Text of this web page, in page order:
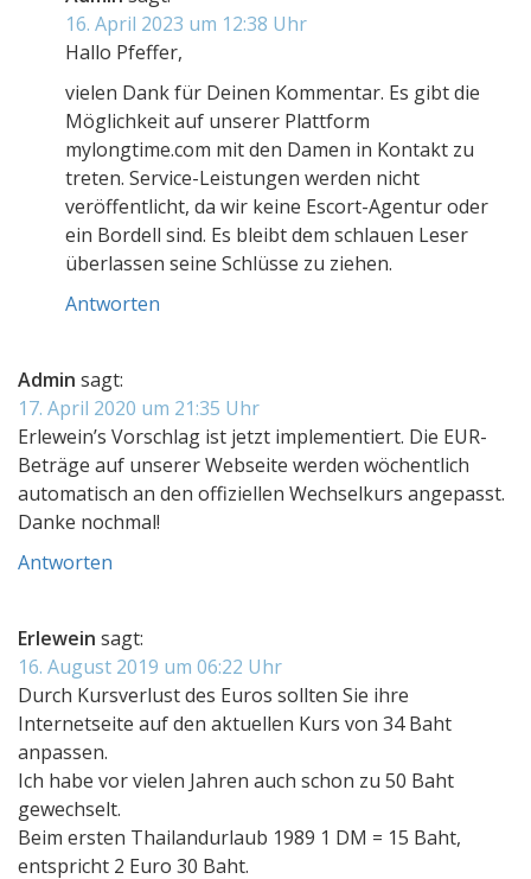
16. April 2023 um 12:38 Uhr
Hallo Pfeffer,
vielen Dank für Deinen Kommentar. Es gibt die
Möglichkeit auf unserer Plattform
mylongtime.com mit den Damen in Kontakt zu
treten. Service-Leistungen werden nicht
veröffentlicht, da wir keine Escort-Agentur oder
ein Bordell sind. Es bleibt dem schlauen Leser
überlassen seine Schlüsse zu ziehen.
Antworten
Admin sagt:
17. April 2020 um 21:35 Uhr
Erlewein’s Vorschlag ist jetzt implementiert. Die EUR-
Beträge auf unserer Webseite werden wöchentlich
automatisch an den offiziellen Wechselkurs angepasst.
Danke nochmal!
Antworten
Erlewein sagt:
16. August 2019 um 06:22 Uhr
Durch Kursverlust des Euros sollten Sie ihre
Internetseite auf den aktuellen Kurs von 34 Baht
anpassen.
Ich habe vor vielen Jahren auch schon zu 50 Baht
gewechselt.
Beim ersten Thailandurlaub 1989 1 DM = 15 Baht,
entspricht 2 Euro 30 Baht.